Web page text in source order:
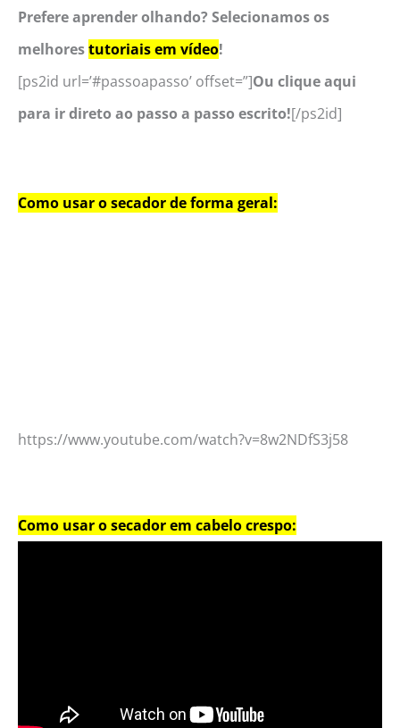
Prefere aprender olhando? Selecionamos os
melhorestutoriais em vídeo!
[ps2id url=’#passoapasso’ offset=”]Ou clique aqui
para ir direto ao passo a passo escrito![/ps2id]
Como usar o secador de forma geral:
https://www.youtube.com/watch?v=8w2NDfS3j58
Como usar o secador em cabelo crespo: